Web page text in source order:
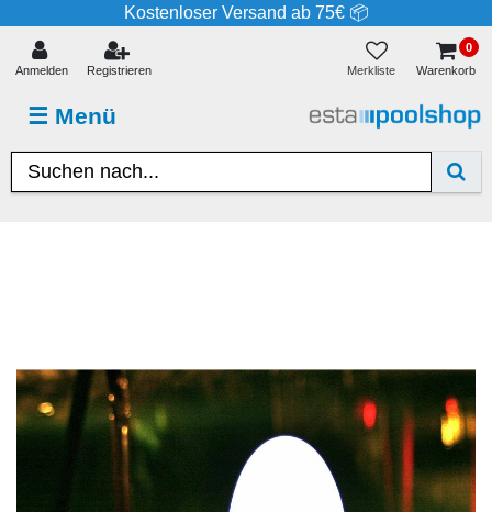
Kostenloser Versand ab 75€ 📦
☰ Menü
Anmelden Registrieren Merkliste
0
Warenkorb